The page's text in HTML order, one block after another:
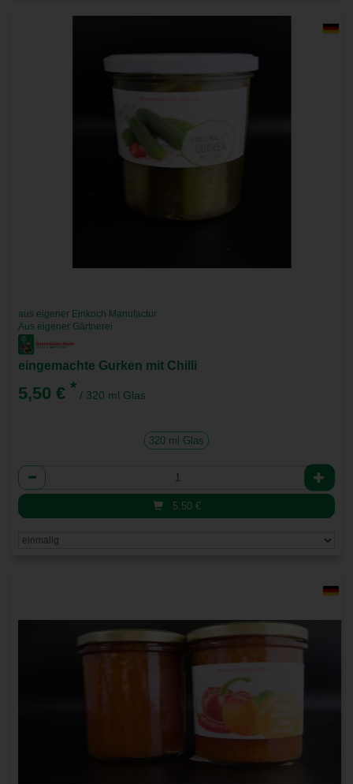
aus eigener Einkoch Manufactur
Aus eigener Gärtnerei
eingemachte Gurken mit Chilli
5,50 € * / 320 ml Glas
320 ml Glas
Anzahl
5,50 €